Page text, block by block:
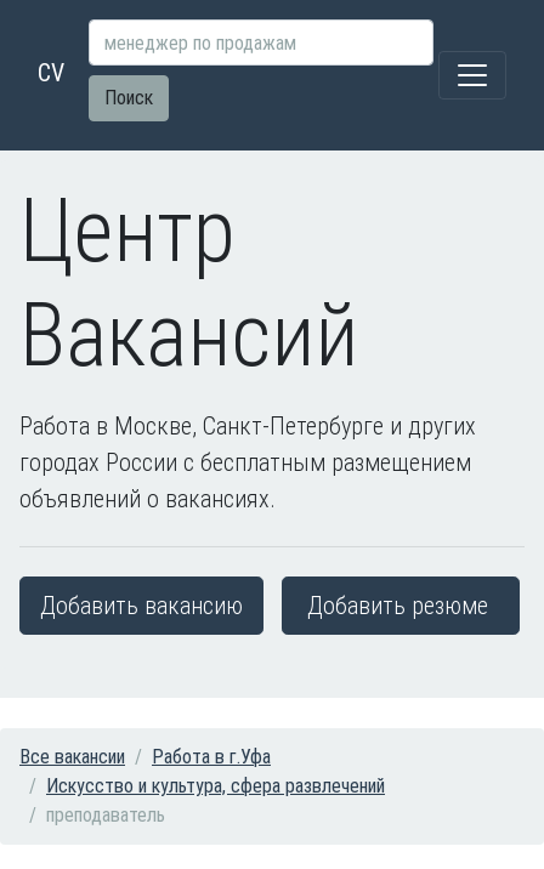
CV
Поиск
Центр
Вакансий
Работа в Москве, Санкт-Петербурге и других
городах России с бесплатным размещением
объявлений о вакансиях.
Добавить вакансию Добавить резюме
Все вакансии
Работа в г.Уфа
Искусство и культура, сфера развлечений
преподаватель